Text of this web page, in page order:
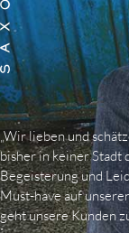
„Wir lieben und
bisher in keiner Stadt
Begeisterung und
Must-have auf
geht unsere Kunden